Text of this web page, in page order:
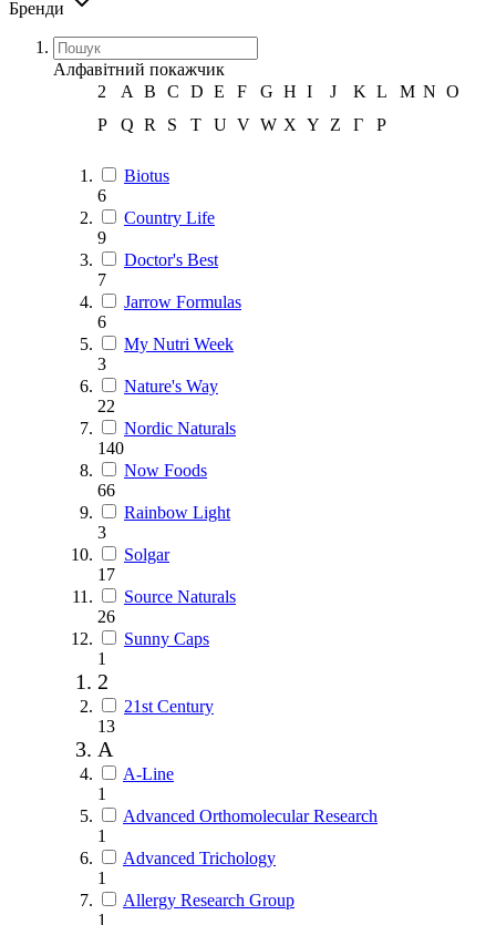
Бренди
Алфавітний покажчик
2
A B C D E F G H I J K L M N O
P
Q R S T U V W X Y Z Г Р
Biotus
6
Country Life
9
Doctor's Best
7
Jarrow Formulas
6
My Nutri Week
3
Nature's Way
22
Nordic Naturals
140
Now Foods
66
Rainbow Light
3
Solgar
17
Source Naturals
26
Sunny Caps
1
2
21st Century
13
A
A-Line
1
Advanced Orthomolecular Research
1
Advanced Trichology
1
Allergy Research Group
1